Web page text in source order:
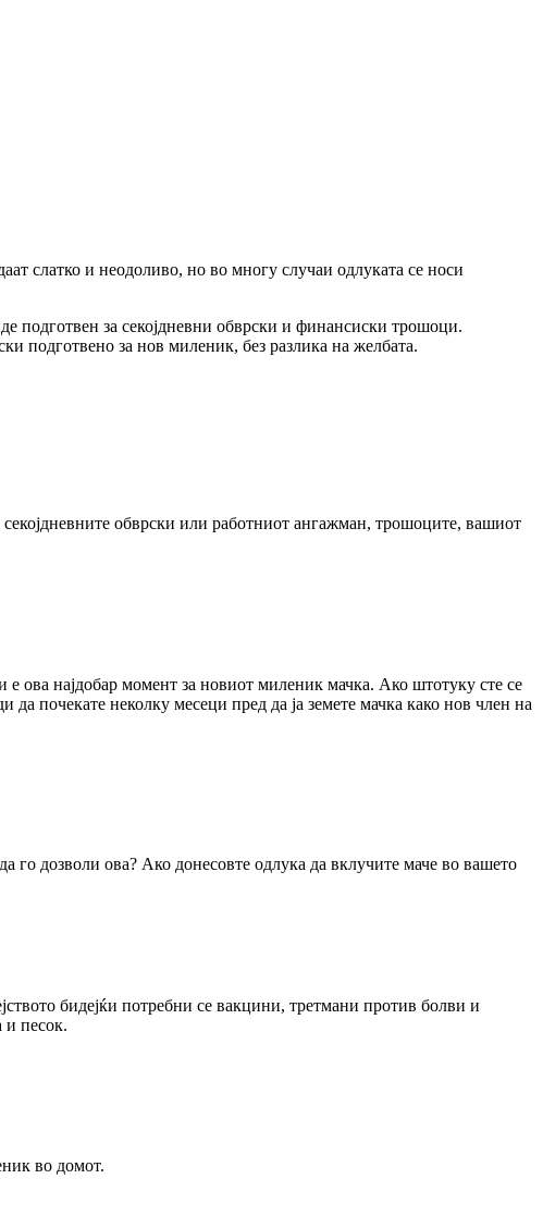
слатко и неодоливо, но во многу случаи одлуката се носи
подготвен за секојдневни обврски и финансиски трошоци.
подготвено за нов миленик, без разлика на желбата.
обврски или работниот ангажман, трошоците, вашиот
ова најдобар момент за новиот миленик мачка. Ако штотуку сте се
почекате неколку месеци пред да ја земете мачка како нов член на
дозволи ова? Ако донесовте одлука да вклучите маче во вашето
бидејќи потребни се вакцини, третмани против болви и
и песок.
во домот.